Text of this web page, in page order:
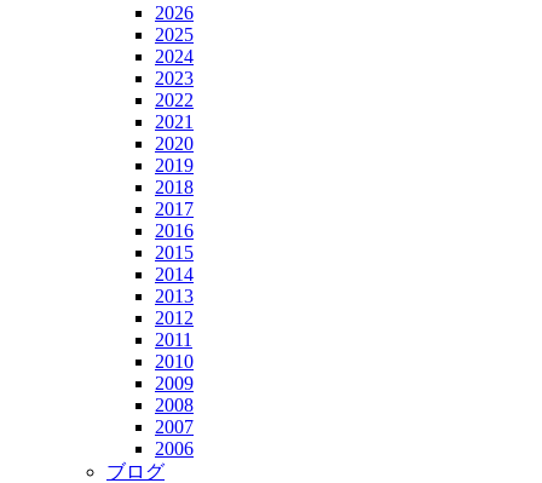
2026
2025
2024
2023
2022
2021
2020
2019
2018
2017
2016
2015
2014
2013
2012
2011
2010
2009
2008
2007
2006
ブログ